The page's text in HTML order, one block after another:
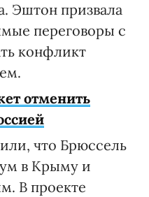
Эштон призвала
переговоры с
конфликт
отменить
что Брюссель
в Крыму и
В проекте